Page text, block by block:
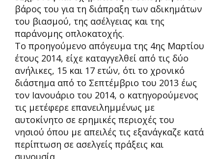
βάρος του για τη διάπραξη των αδικημάτων
του βιασμού, της ασέλγειας και της
παράνομης οπλοκατοχής.
Το προηγούμενο απόγευμα της 4ης Μαρτίου
έτους 2014, είχε καταγγελθεί από τις δύο
ανήλικες, 15 και 17 ετών, ότι το χρονικό
διάστημα από το Σεπτέμβριο του 2013 έως
τον Ιανουάριο του 2014, ο κατηγορούμενος
τις μετέφερε επανειλημμένως με
αυτοκίνητο σε ερημικές περιοχές του
νησιού όπου με απειλές τις εξανάγκαζε κατά
περίπτωση σε ασελγείς πράξεις και
συνουσία.